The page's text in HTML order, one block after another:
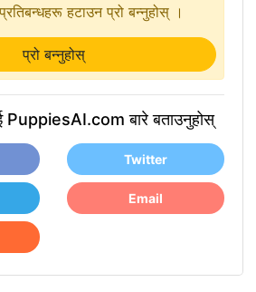
हटाउन प्रो बन्नुहोस् ।
प्रो बन्नुहोस्
PuppiesAI.com बारे बताउनुहोस्
Twitter
Email